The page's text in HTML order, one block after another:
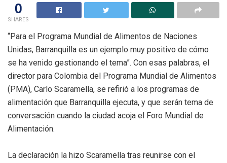
0
SHARES
“Para el Programa Mundial de Alimentos de Naciones
Unidas, Barranquilla es un ejemplo muy positivo de cómo
se ha venido gestionando el tema”. Con esas palabras, el
director para Colombia del Programa Mundial de Alimentos
(PMA), Carlo Scaramella, se refirió a los programas de
alimentación que Barranquilla ejecuta, y que serán tema de
conversación cuando la ciudad acoja el Foro Mundial de
Alimentación.
La declaración la hizo Scaramella tras reunirse con el